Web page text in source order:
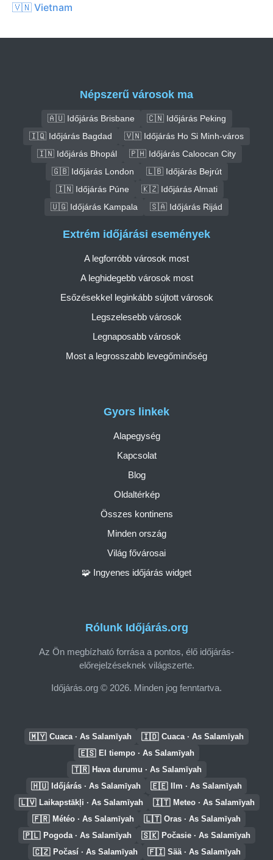
🇻🇳 Vietnam
Népszerű városok ma
🇦🇺 Időjárás Brisbane
🇨🇳 Időjárás Peking
🇮🇶 Időjárás Bagdad
🇻🇳 Időjárás Ho Si Minh-város
🇮🇳 Időjárás Bhopál
🇵🇭 Időjárás Caloocan City
🇬🇧 Időjárás London
🇱🇧 Időjárás Bejrút
🇮🇳 Időjárás Púne
🇰🇿 Időjárás Almati
🇺🇬 Időjárás Kampala
🇸🇦 Időjárás Rijád
Rólunk Időjárás.org
Az Ön megbízható forrása a pontos, élő időjárás-
előrejelzéseknek világszerte.
Időjárás.org © 2026. Minden jog fenntartva.
Gyors linkek
Alapegység
Kapcsolat
Blog
Oldaltérkép
Összes kontinens
Minden ország
Világ fővárosai
🧩 Ingyenes időjárás widget
Extrém időjárási események
A legforróbb városok most
A leghidegebb városok most
Esőzésekkel leginkább sújtott városok
Legszelesebb városok
Legnaposabb városok
Most a legrosszabb levegőminőség
🇲🇾 Cuaca · As Salamīyah 🇮🇩 Cuaca · As Salamīyah
🇪🇸 El tiempo · As Salamīyah
🇹🇷 Hava durumu · As Salamīyah
🇭🇺 Időjárás · As Salamīyah 🇪🇪 Ilm · As Salamīyah
🇱🇻 Laikapstākļi · As Salamīyah 🇮🇹 Meteo · As Salamīyah
🇫🇷 Météo · As Salamīyah 🇱🇹 Oras · As Salamīyah
🇵🇱 Pogoda · As Salamīyah 🇸🇰 Počasie · As Salamīyah
🇨🇿 Počasí · As Salamīyah 🇫🇮 Sää · As Salamīyah